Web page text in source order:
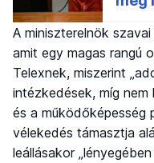
A miniszterelnök szavai
amit egy magas rangú
Telexnek, miszerint
intézkedések, míg nem
és a működőképesség
vélekedés támasztja
leállásakor